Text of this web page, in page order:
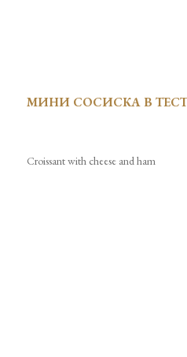
МИНИ СОСИСКА В
Croissant with cheese and ham